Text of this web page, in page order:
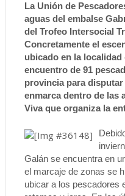
La Unión de
aguas del embalse
del Trofeo Intersocial
Concretamente el
ubicado en la localidad
encuentro de 91
provincia para
enmarca dentro de las
Viva que organiza la
Galán se encuentra en
el marcaje de zonas se
ubicar a los pescadores